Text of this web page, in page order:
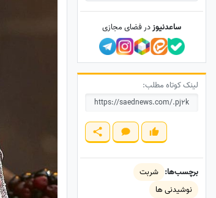
ساعدنیوزدر فضای مجازی
لینک کوتاه مطلب:
برچسب‌ها: شربت
نوشیدنی ها